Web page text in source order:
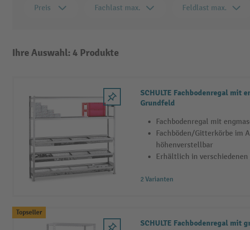
Preis Fachlast max. Feldlast max.
Ihre Auswahl: 4 Produkte
SCHULTE Fachbodenregal mit
Grundfeld
Fachbodenregal mit
Fachböden/Gitterkörbe im
höhenverstellbar
Erhältlich in verschiedenen
2 Varianten
Topseller
SCHULTE Fachbodenregal mit